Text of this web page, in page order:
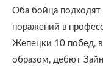
Оба бойца
поражений в
Жепецки 10 побед, в
образом, дебют